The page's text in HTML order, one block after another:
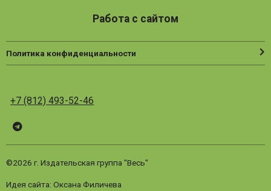
Работа с сайтом
Политика конфиденциальности
+7 (812) 493-52-46
Telegram
©2026 г. Издательская группа "Весь"
Идея сайта: Оксана Филичева